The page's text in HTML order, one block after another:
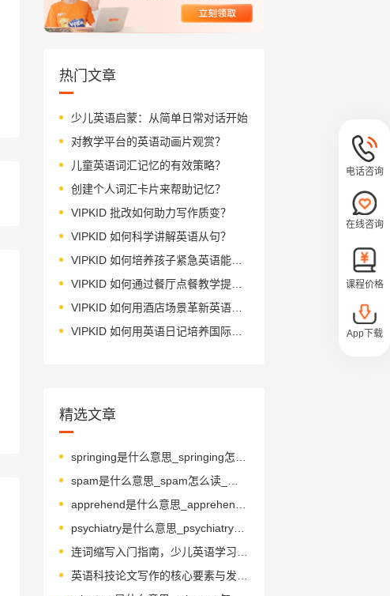
热门文章
少儿英语启蒙：从简单日常对话开始
对教学平台的英语动画片观赏？
儿童英语词汇记忆的有效策略？
创建个人词汇卡片来帮助记忆？
VIPKID 批改如何助力写作质变？
VIPKID 如何科学讲解英语从句？
VIPKID 如何培养孩子紧急英语能力？
VIPKID 如何通过餐厅点餐教学提升少儿英语应用能力？
VIPKID 如何用酒店场景革新英语教学？
VIPKID 如何用英语日记培养国际化人才？
精选文章
psychiatry是什么意思_psychiatry怎么读_音标saɪˈkaɪətrɪ
电话咨询
在线咨询
课程价格
App下载